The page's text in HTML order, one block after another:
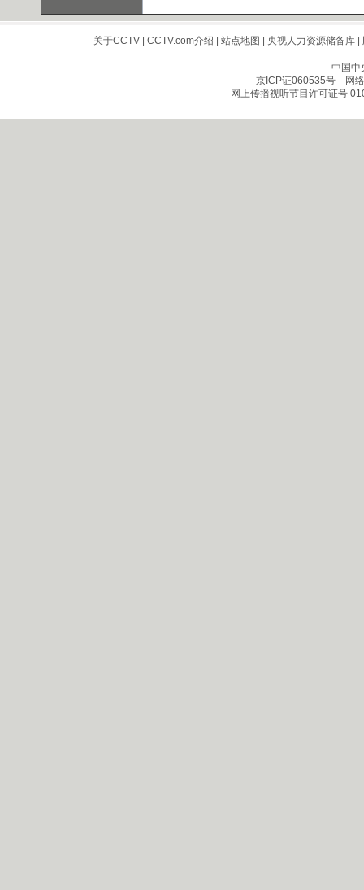
关于CCTV| CCTV.com介绍 站点地图 央视人力资源储备库|
中国中
京ICP证060535号网络
网上传播视听节目许可证号